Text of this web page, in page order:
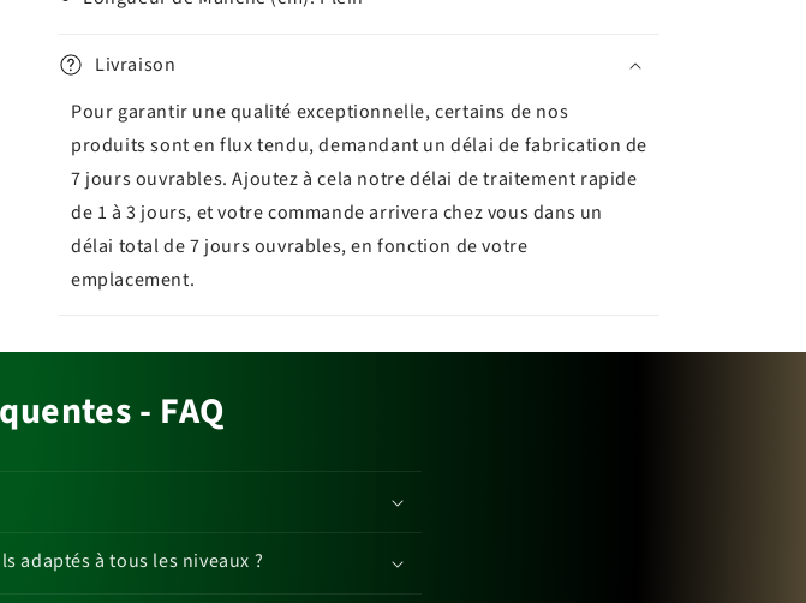
Livraison
Pour garantir une qualité exceptionnelle, certains de nos
produits sont en flux tendu, demandant un délai de fabrication de
7 jours ouvrables. Ajoutez à cela notre délai de traitement rapide
de 1 à 3 jours, et votre commande arrivera chez vous dans un
délai total de 7 jours ouvrables, en fonction de votre
emplacement.
- FAQ
adaptés à tous les niveaux ?